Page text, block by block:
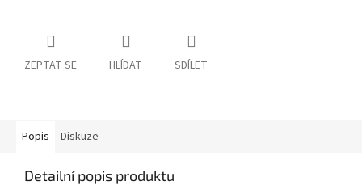
ZEPTAT SE HLÍDAT SDÍLET
Popis Diskuze
Detailní popis produktu